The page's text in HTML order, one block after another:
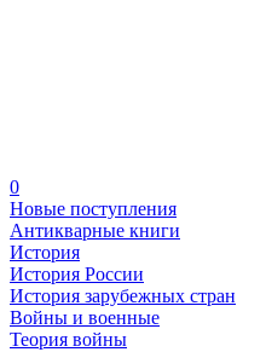
0
Новые поступления
Антикварные книги
История
История России
История зарубежных стран
Войны и военные
Теория войны